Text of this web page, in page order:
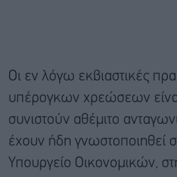
Οι εν λόγω εκβιαστικές
υπέρογκων χρεώσεων
συνιστούν αθέμιτο
έχουν ήδη γνωστοποιηθεί
Υπουργείο Οικονομικών,